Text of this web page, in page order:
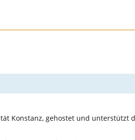
Konstanz, gehostet und unterstützt